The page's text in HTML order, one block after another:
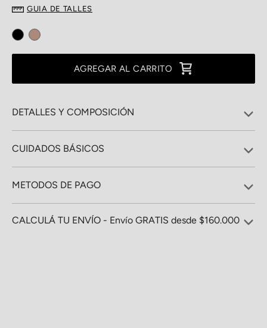
GUIA DE TALLES
AGREGAR AL CARRITO
DETALLES Y COMPOSICIÓN
CUIDADOS BÁSICOS
METODOS DE PAGO
CALCULÁ TU ENVÍO - Envío GRATIS desde $160.000